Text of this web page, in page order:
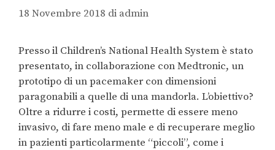
18 Novembre 2018 di admin
Presso il Children’s National Health System è stato
presentato, in collaborazione con Medtronic, un
prototipo di un pacemaker con dimensioni
paragonabili a quelle di una mandorla. L’obiettivo?
Oltre a ridurre i costi, permette di essere meno
invasivo, di fare meno male e di recuperare meglio
in pazienti particolarmente “piccoli”, come i